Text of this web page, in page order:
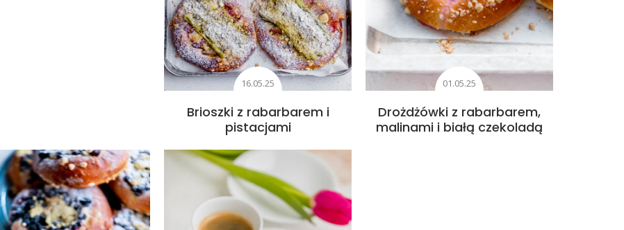
16.05.25
Brioszki z rabarbarem i
pistacjami
01.05.25
Drożdżówki z rabarbarem,
malinami i białą czekoladą